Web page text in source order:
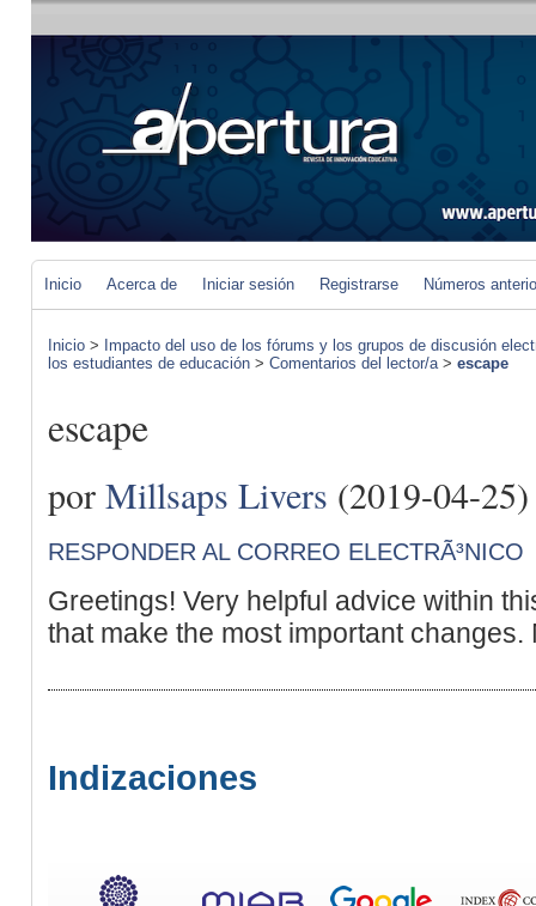
Inicio Acerca de Iniciar sesión Registrarse Números
Inicio > Impacto del uso de los fórums y los grupos de discusión
los estudiantes de educación > Comentarios del lector/a> escape
escape
por Millsaps Livers (2019-04-25)
RESPONDER AL CORREO ELECTRÃ³NICO
Greetings! Very helpful advice within
that make the most important
Indizaciones